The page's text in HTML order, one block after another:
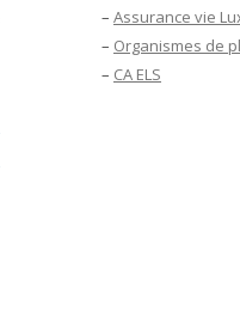
– Assurance vie
– Organismes de
– CA ELS